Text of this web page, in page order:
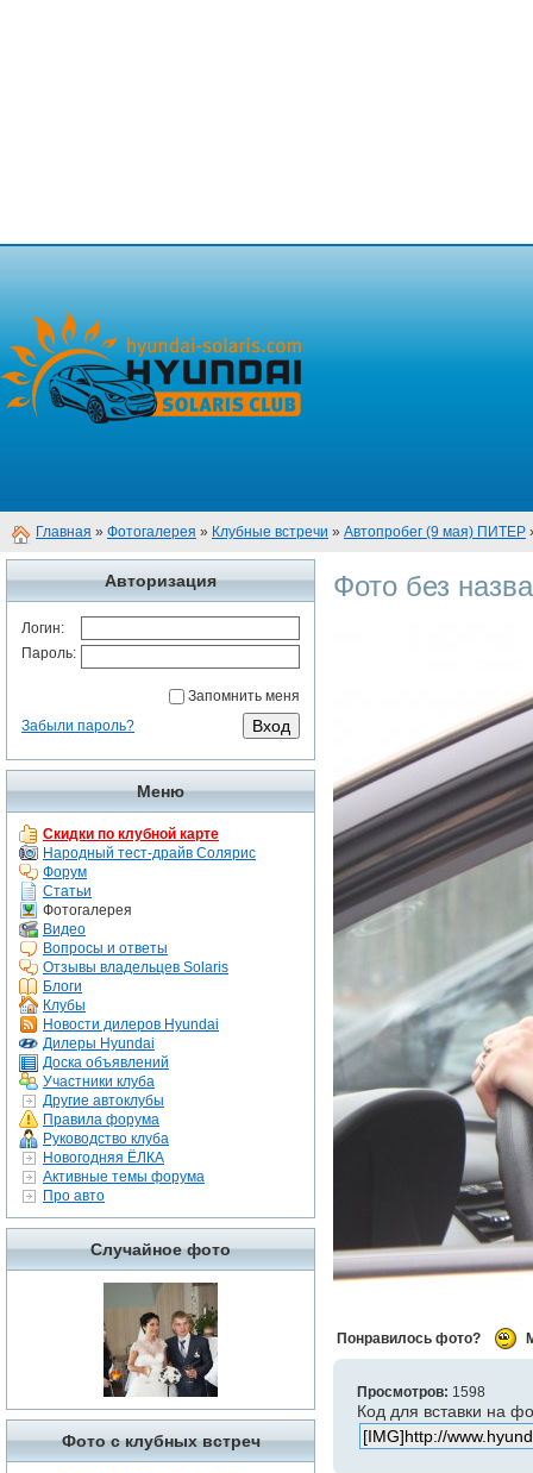
Главная » Фотогалерея » Клубные встречи » Автопробег (9 мая) ПИТЕР
Авторизация
Логин:
Пароль:
Запомнить меня
Забыли пароль?
Меню
Скидки по клубной карте
Народный тест-драйв Солярис
Форум
Статьи
Фотогалерея
Видео
Вопросы и ответы
Отзывы владельцев Solaris
Блоги
Клубы
Новости дилеров Hyundai
Дилеры Hyundai
Доска объявлений
Участники клуба
Другие автоклубы
Правила форума
Руководство клуба
Новогодняя ЁЛКА
Активные темы форума
Про авто
Случайное фото
Фото с клубных встреч
Фото без
Понравилось фото?
Просмотров: 1598
Код для вставки на